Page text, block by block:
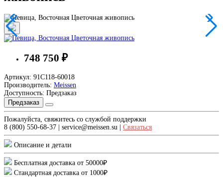
748 750 ₽
Артикул: 91C118-60018
Производитель: Meissen
Доступность: Предзаказ
Предзаказ
Пожалуйста, свяжитесь со службой поддержки
8 (800) 550-68-37 | service@meissen.su | Связаться
Описание и детали
Бесплатная доставка от 50000₽
Стандартная доставка от 1000₽